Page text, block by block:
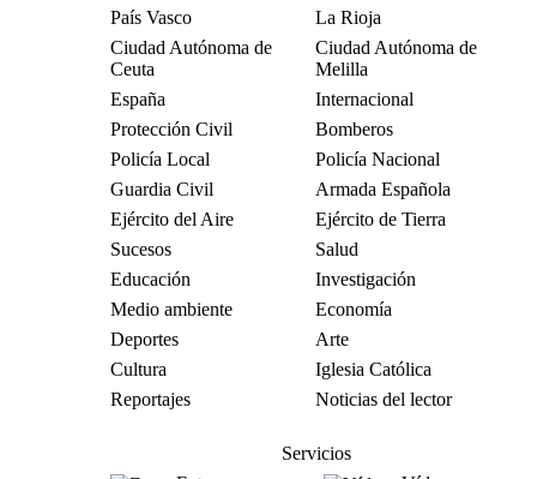
País Vasco
La Rioja
Ciudad Autónoma de
Ceuta
Ciudad Autónoma de
Melilla
España
Internacional
Protección Civil
Bomberos
Policía Local
Policía Nacional
Guardia Civil
Armada Española
Ejército del Aire
Ejército de Tierra
Sucesos
Salud
Educación
Investigación
Medio ambiente
Economía
Deportes
Arte
Cultura
Iglesia Católica
Reportajes
Noticias del lector
Servicios